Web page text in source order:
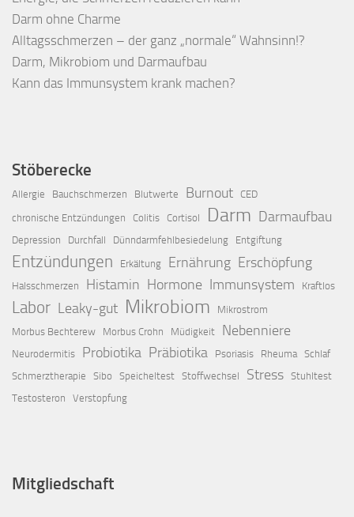
Darm ohne Charme
Alltagsschmerzen – der ganz „normale“ Wahnsinn!?
Darm, Mikrobiom und Darmaufbau
Kann das Immunsystem krank machen?
Stöberecke
Allergie Bauchschmerzen Blutwerte Burnout
CED
chronische Entzündungen
Colitis Cortisol Darm Darmaufbau
Depression Durchfall Dünndarmfehlbesiedelung Entgiftung
Entzündungen Erkältung Ernährung Erschöpfung
Halsschmerzen Histamin Hormone Immunsystem Kraftlos
Labor Leaky-gut Mikrobiom
Mikrostrom
Morbus Bechterew
Morbus Crohn Müdigkeit Nebenniere
Neurodermitis Probiotika Präbiotika Psoriasis Rheuma Schlaf
Schmerztherapie
Sibo Speicheltest Stoffwechsel Stress Stuhltest
Testosteron
Verstopfung
Mitgliedschaft